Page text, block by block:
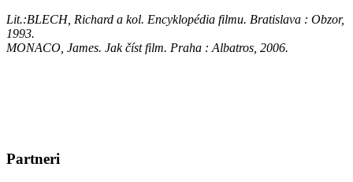
Lit.:BLECH, Richard a kol. Encyklopédia filmu. Bratislava : Obzor,
1993.
MONACO, James. Jak číst film. Praha : Albatros, 2006.
Partneri